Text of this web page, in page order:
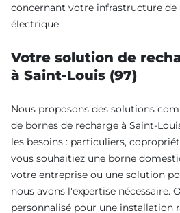
concernant votre infrastructure de
électrique.
Votre solution de
à Saint-Louis (97)
Nous proposons des solutions
de bornes de recharge à Saint-
les besoins : particuliers,
vous souhaitiez une borne
votre entreprise ou une solution
nous avons l'expertise nécessaire.
personnalisé pour une installation